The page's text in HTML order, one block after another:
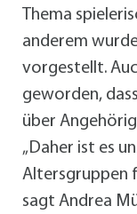
Thema
anderem
vorgestellt.
geworden,
über
„Daher ist es
Altersgruppen
sagt Andrea